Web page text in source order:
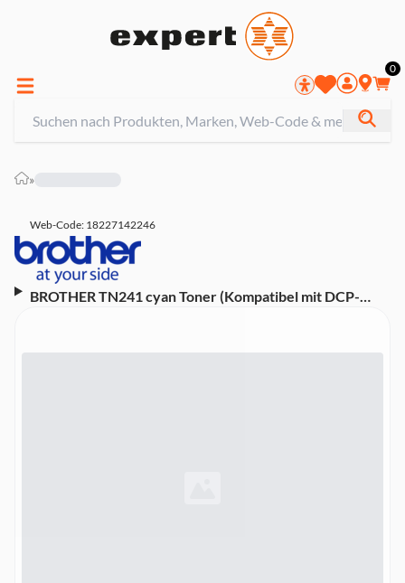
0
»
Web-Code: 18227142246
BROTHER TN241 cyan Toner (Kompatibel mit DCP-